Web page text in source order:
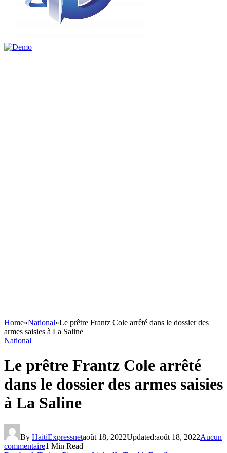
Home»National»Le prêtre Frantz Cole arrêté dans le dossier des
armes saisies à La Saline
National
Le prêtre Frantz Cole arrêté
dans le dossier des armes saisies
à La Saline
By HaitiExpressnetaoût 18, 2022Updated:août 18, 2022Aucun
commentaire1 Min Read